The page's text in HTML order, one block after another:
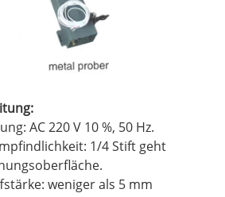
AC 220 V 10 %, 50 Hz.
1/4 Stift geht
weniger als 5 mm